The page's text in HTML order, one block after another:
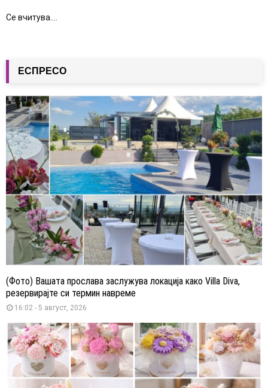
Се вчитува....
ЕСПРЕСО
(Фото) Вашата прослава заслужува локација како Villa Diva,
резервирајте си термин навреме
16:02 - 5 август, 2026